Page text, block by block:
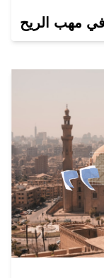
في مهب الريح